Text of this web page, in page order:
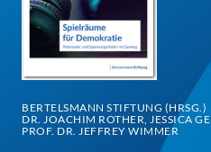
BERTELSMANN STIFTUNG (HRSG.)
DR. JOACHIM ROTHER, JESSICA
PROF. DR. JEFFREY WIMMER